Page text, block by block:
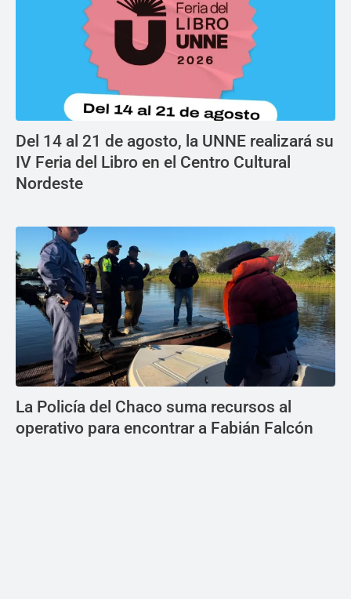
Del 14 al 21 de agosto, la UNNE realizará su
IV Feria del Libro en el Centro Cultural
Nordeste
La Policía del Chaco suma recursos al
operativo para encontrar a Fabián Falcón